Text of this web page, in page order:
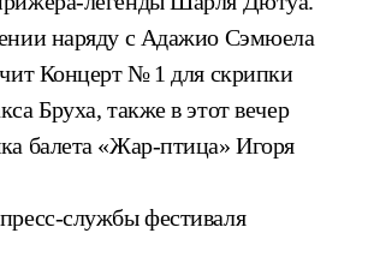
наряду с Адажио Сэмюела
Концерт № 1 для скрипки
Бруха, также в этот вечер
балета «Жар-птица» Игоря
службы фестиваля